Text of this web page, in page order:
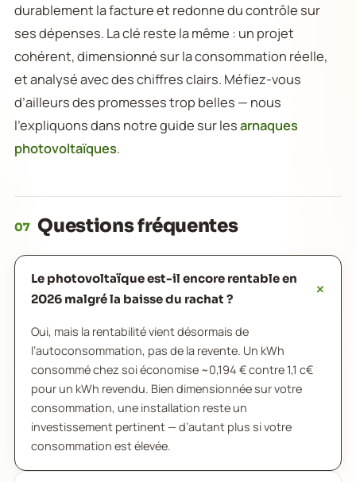
durablement la facture et redonne du contrôle sur
ses dépenses. La clé reste la même : un projet
cohérent, dimensionné sur la consommation réelle,
et analysé avec des chiffres clairs. Méfiez-vous
d’ailleurs des promesses trop belles — nous
l’expliquons dans notre guide sur lesarnaques
photovoltaïques.
07 Questions fréquentes
Le photovoltaïque est-il encore rentable en
2026 malgré la baisse du rachat ?
Oui, mais la rentabilité vient désormais de
l’autoconsommation, pas de la revente. Un kWh
consommé chez soi économise ~0,194 € contre 1,1 c€
pour un kWh revendu. Bien dimensionnée sur votre
consommation, une installation reste un
investissement pertinent — d’autant plus si votre
consommation est élevée.